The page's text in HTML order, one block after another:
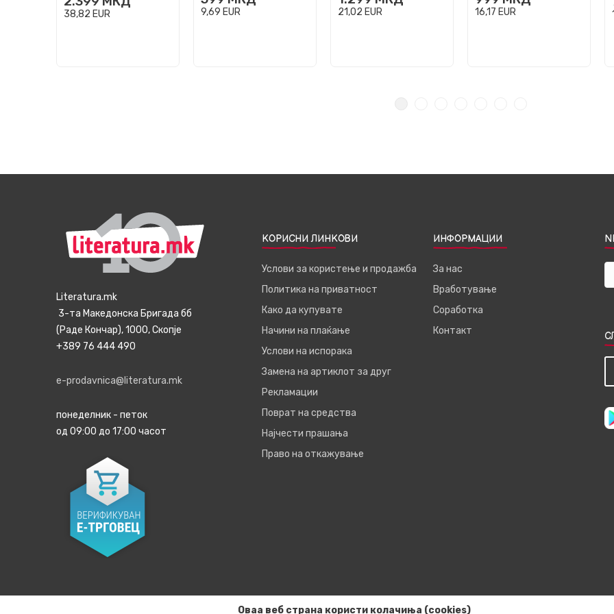
38,82 EUR 9,69 EUR 21,02 EUR 16,17 EUR
Literatura.mk
3-та Македонска Бригада бб
(Раде Кончар), 1000, Скопје
+389 76 444 490
e-prodavnica@literatura.mk
понеделник - петок
од 09:00 до 17:00 часот
КОРИСНИ ЛИНКОВИ
Услови за користење и продажба
Политика на приватност
Како да купувате
Начини на плаќање
Услови на испорака
Замена на артиклот за друг
Рекламации
Поврат на средства
Најчести прашања
Право на откажување
ИНФОРМАЦИИ
За нас
Вработување
Соработка
Контакт
Оваа веб страна користи колачиња (cookies)